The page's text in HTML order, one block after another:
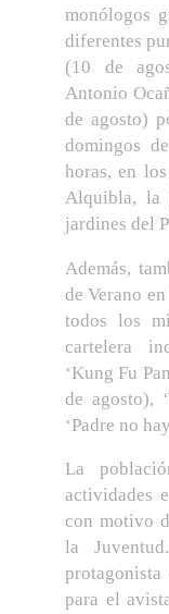
monólogos
diferentes
(10 de
Antonio
de agosto)
domingos
horas, en
Alquibla, la
jardines del
Además,
de Verano
todos los
cartelera
‘Kung Fu
de agosto),
‘Padre no
La
actividades
con motivo
la
para el